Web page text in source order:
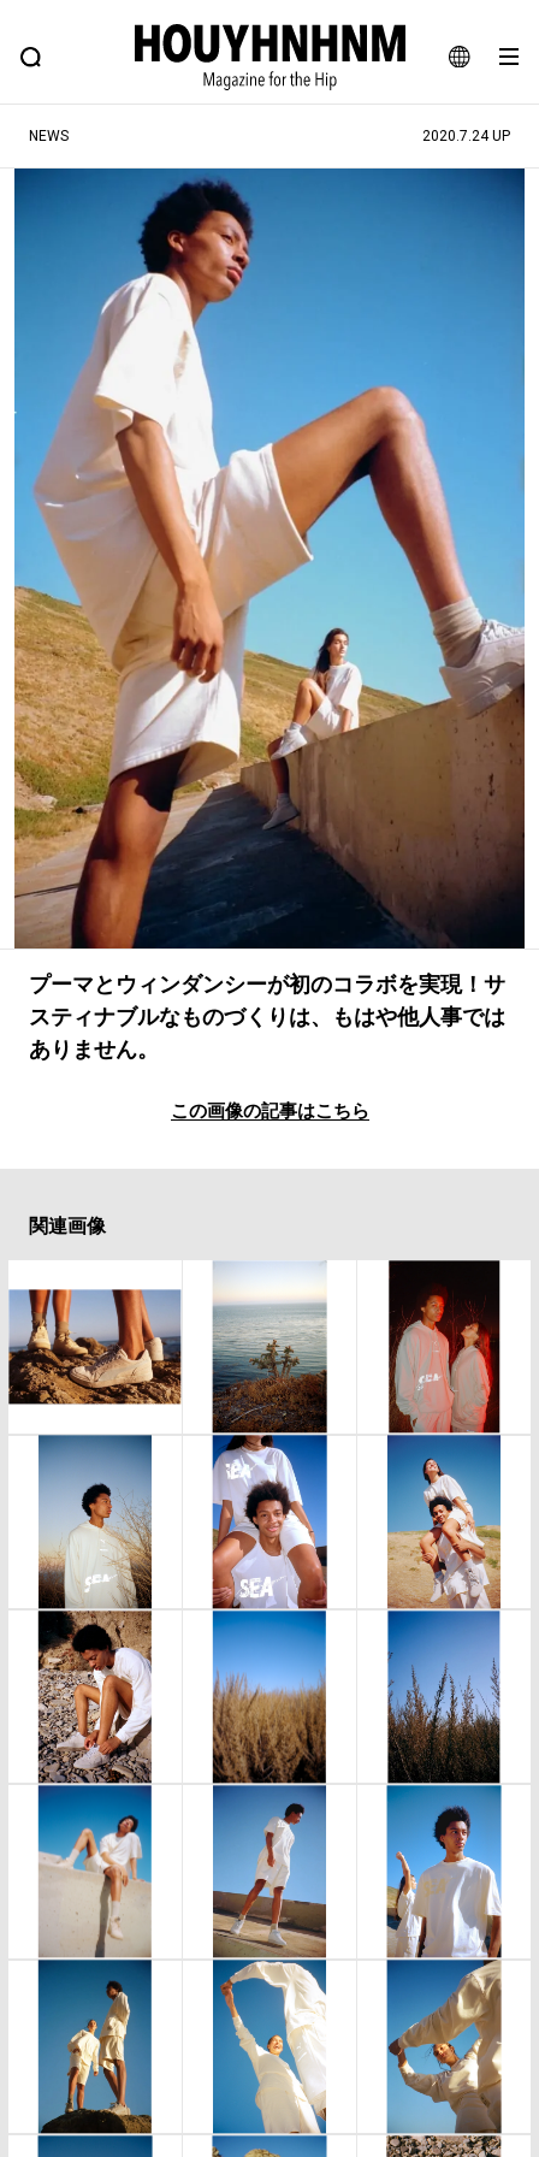
JA
EN
FEATURE BLOG SNAP
ヒップなファッション、カルチャー、ライフスタイルWEBマガジン
#SHOPPING ADDICT
#ESSENTIAL DESIGNS
#NEW VINTAGE
#路地裏てぃーん。 #MONTHLY JOURNAL
#GH 銘品の所以 #フイナムのYouTube
#Commune H #FOCUS IT #AH.H
#ととけん #FASHION #MUSIC #MOVIE
#LIFESTYLE #SNEAKER #OUTDOOR
#SPORTS #HANDSOME HANDBOOK
NEWS 2020.7.24 UP
プーマとウィンダンシーが初のコラボを実現！サ
スティナブルなものづくりは、もはや他人事では
ありません。
この画像の記事はこちら
関連画像